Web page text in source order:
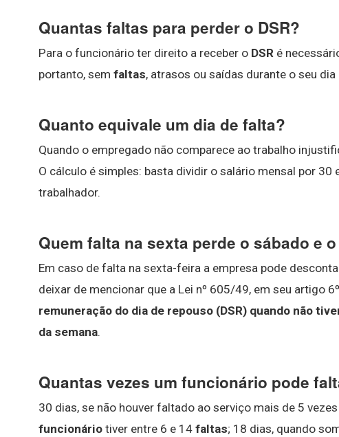
Quantas faltas para perder o DSR?
Para o funcionário ter direito a receber o DSR é
portanto, sem faltas, atrasos ou saídas durante o seu dia
Quanto equivale um dia de falta?
Quando o empregado não comparece ao trabalho
O cálculo é simples: basta dividir o salário mensal por
trabalhador.
Quem falta na sexta perde o sábado e
Em caso de falta na sexta-feira a empresa pode
deixar de mencionar que a Lei nº 605/49, em seu artigo
remuneração do dia de repouso (DSR) quando não
da semana.
Quantas vezes um funcionário pode
30 dias, se não houver faltado ao serviço mais de 5
funcionário tiver entre 6 e 14 faltas; 18 dias, quando